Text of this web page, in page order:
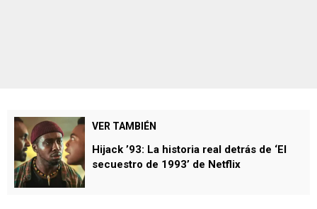
VER TAMBIÉN
Hijack ’93: La historia real detrás de ‘El
secuestro de 1993’ de Netflix